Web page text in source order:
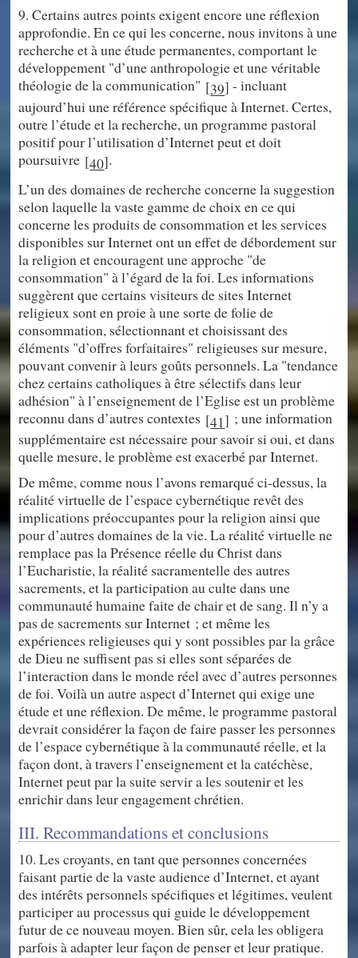
9. Certains autres points exigent encore une réflexion
approfondie. En ce qui les concerne, nous invitons à une
recherche et à une étude permanentes, comportant le
développement "d’une anthropologie et une véritable
théologie de la communication" [39] - incluant
aujourd’hui une référence spécifique à Internet. Certes,
outre l’étude et la recherche, un programme pastoral
positif pour l’utilisation d’Internet peut et doit
poursuivre [40].
L’un des domaines de recherche concerne la suggestion
selon laquelle la vaste gamme de choix en ce qui
concerne les produits de consommation et les services
disponibles sur Internet ont un effet de débordement sur
la religion et encouragent une approche "de
consommation" à l’égard de la foi. Les informations
suggèrent que certains visiteurs de sites Internet
religieux sont en proie à une sorte de folie de
consommation, sélectionnant et choisissant des
éléments "d’offres forfaitaires" religieuses sur mesure,
pouvant convenir à leurs goûts personnels. La "tendance
chez certains catholiques à être sélectifs dans leur
adhésion" à l’enseignement de l’Eglise est un problème
reconnu dans d’autres contextes [41] ; une information
supplémentaire est nécessaire pour savoir si oui, et dans
quelle mesure, le problème est exacerbé par Internet.
De même, comme nous l’avons remarqué ci-dessus, la
réalité virtuelle de l’espace cybernétique revêt des
implications préoccupantes pour la religion ainsi que
pour d’autres domaines de la vie. La réalité virtuelle ne
remplace pas la Présence réelle du Christ dans
l’Eucharistie, la réalité sacramentelle des autres
sacrements, et la participation au culte dans une
communauté humaine faite de chair et de sang. Il n’y a
pas de sacrements sur Internet ; et même les
expériences religieuses qui y sont possibles par la grâce
de Dieu ne suffisent pas si elles sont séparées de
l’interaction dans le monde réel avec d’autres personnes
de foi. Voilà un autre aspect d’Internet qui exige une
étude et une réflexion. De même, le programme pastoral
devrait considérer la façon de faire passer les personnes
de l’espace cybernétique à la communauté réelle, et la
façon dont, à travers l’enseignement et la catéchèse,
Internet peut par la suite servir a les soutenir et les
enrichir dans leur engagement chrétien.
III. Recommandations et conclusions
10. Les croyants, en tant que personnes concernées
faisant partie de la vaste audience d’Internet, et ayant
des intérêts personnels spécifiques et légitimes, veulent
participer au processus qui guide le développement
futur de ce nouveau moyen. Bien sûr, cela les obligera
parfois à adapter leur façon de penser et leur pratique.